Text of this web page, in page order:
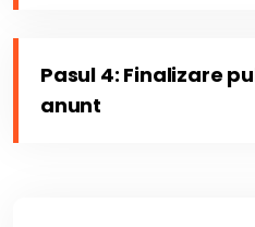
Pasul 4: Finalizare
anunt